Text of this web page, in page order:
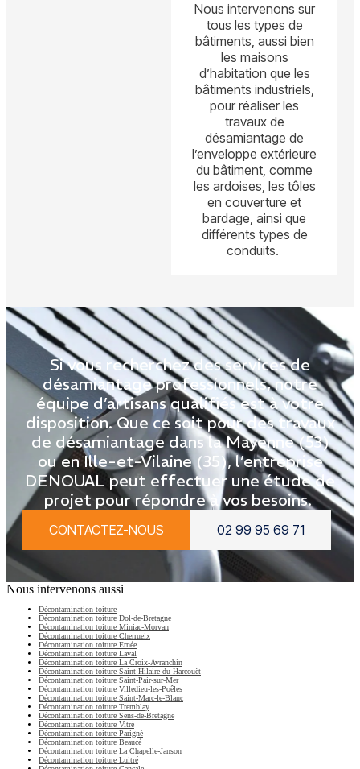
Nous intervenons sur
tous les types de
bâtiments, aussi bien
les maisons
d’habitation que les
bâtiments industriels,
pour réaliser les
travaux de
désamiantage de
l’enveloppe extérieure
du bâtiment, comme
les ardoises, les tôles
en couverture et
bardage, ainsi que
différents types de
conduits.
Si vous recherchez des services de
désamiantage professionnels, notre
équipe d’artisans qualifiés est à votre
disposition. Que ce soit pour des travaux
de désamiantage dans la Mayenne (53)
ou en Ille-et-Vilaine (35), l’entreprise
DENOUAL peut effectuer une étude de
projet pour répondre à vos besoins.
CONTACTEZ-NOUS 02 99 95 69 71
Nous intervenons aussi
Décontamination toiture
Décontamination toiture Dol-de-Bretagne
Décontamination toiture Miniac-Morvan
Décontamination toiture Cherrueix
Décontamination toiture Ernée
Décontamination toiture Laval
Décontamination toiture La Croix-Avranchin
Décontamination toiture Saint-Hilaire-du-Harcouët
Décontamination toiture Saint-Pair-sur-Mer
Décontamination toiture Villedieu-les-Poêles
Décontamination toiture Saint-Marc-le-Blanc
Décontamination toiture Tremblay
Décontamination toiture Sens-de-Bretagne
Décontamination toiture Vitré
Décontamination toiture Parigné
Décontamination toiture Beaucé
Décontamination toiture La Chapelle-Janson
Décontamination toiture Luitré